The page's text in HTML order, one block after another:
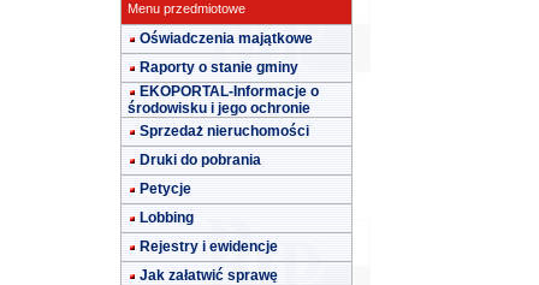
Menu przedmiotowe
Oświadczenia majątkowe
Raporty o stanie gminy
EKOPORTAL-Informacje o
środowisku i jego ochronie
Sprzedaż nieruchomości
Druki do pobrania
Petycje
Lobbing
Rejestry i ewidencje
Jak załatwić sprawę